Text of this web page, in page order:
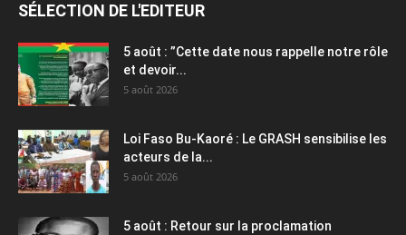
SÉLECTION DE L'EDITEUR
5 août : ”Cette date nous rappelle notre rôle
et devoir...
5 août 2026
Loi Faso Bu-Kaoré : Le GRASH sensibilise les
acteurs de la...
5 août 2026
5 août : Retour sur la proclamation